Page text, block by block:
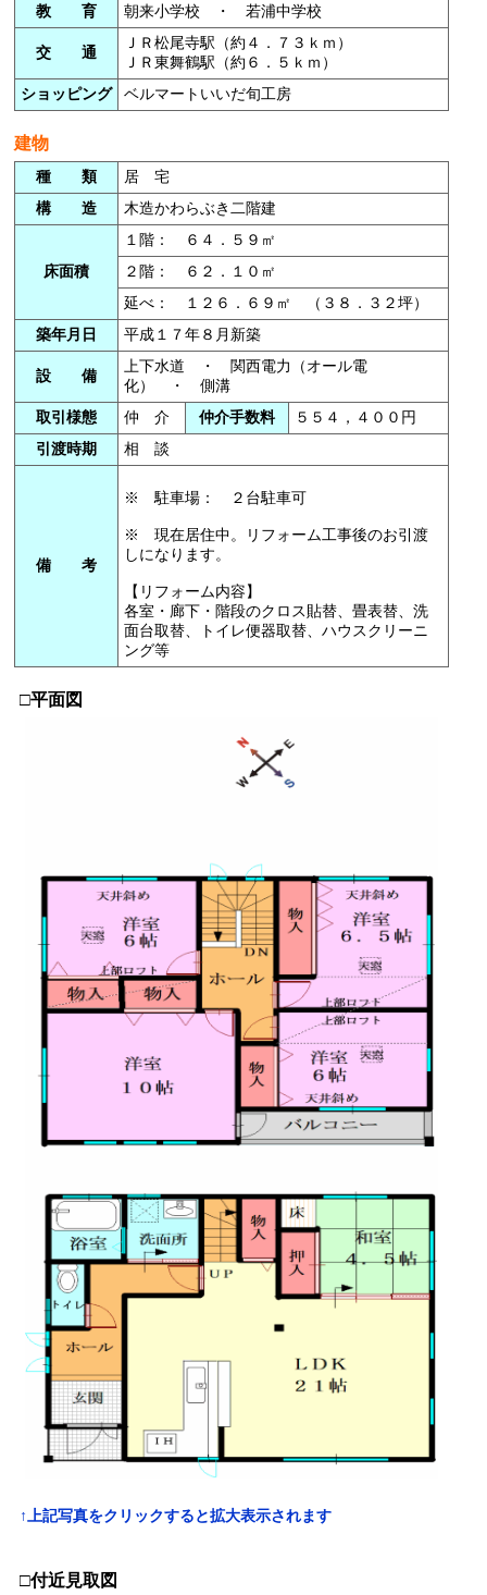
教 育
朝来小学校 ・ 若浦中学校
交 通
ＪＲ松尾寺駅（約４．７３ｋｍ）
ＪＲ東舞鶴駅（約６．５ｋｍ）
ショッピング
ベルマートいいだ旬工房
建物
種 類
居 宅
構 造
木造かわらぶき二階建
床面積
１階： ６４．５９㎡
２階： ６２．１０㎡
延べ： １２６．６９㎡ （３８．３２坪）
築年月日
平成１７年８月新築
設 備
上下水道 ・ 関西電力（オール電
化） ・ 側溝
取引様態
仲 介 仲介手数料
５５４，４００円
引渡時期
相 談
備 考
※ 駐車場： ２台駐車可
※ 現在居住中。リフォーム工事後のお引渡
しになります。
【リフォーム内容】
各室・廊下・階段のクロス貼替、畳表替、洗
面台取替、トイレ便器取替、ハウスクリーニ
ング等
□平面図
↑上記写真をクリックすると拡大表示されます
□付近見取図